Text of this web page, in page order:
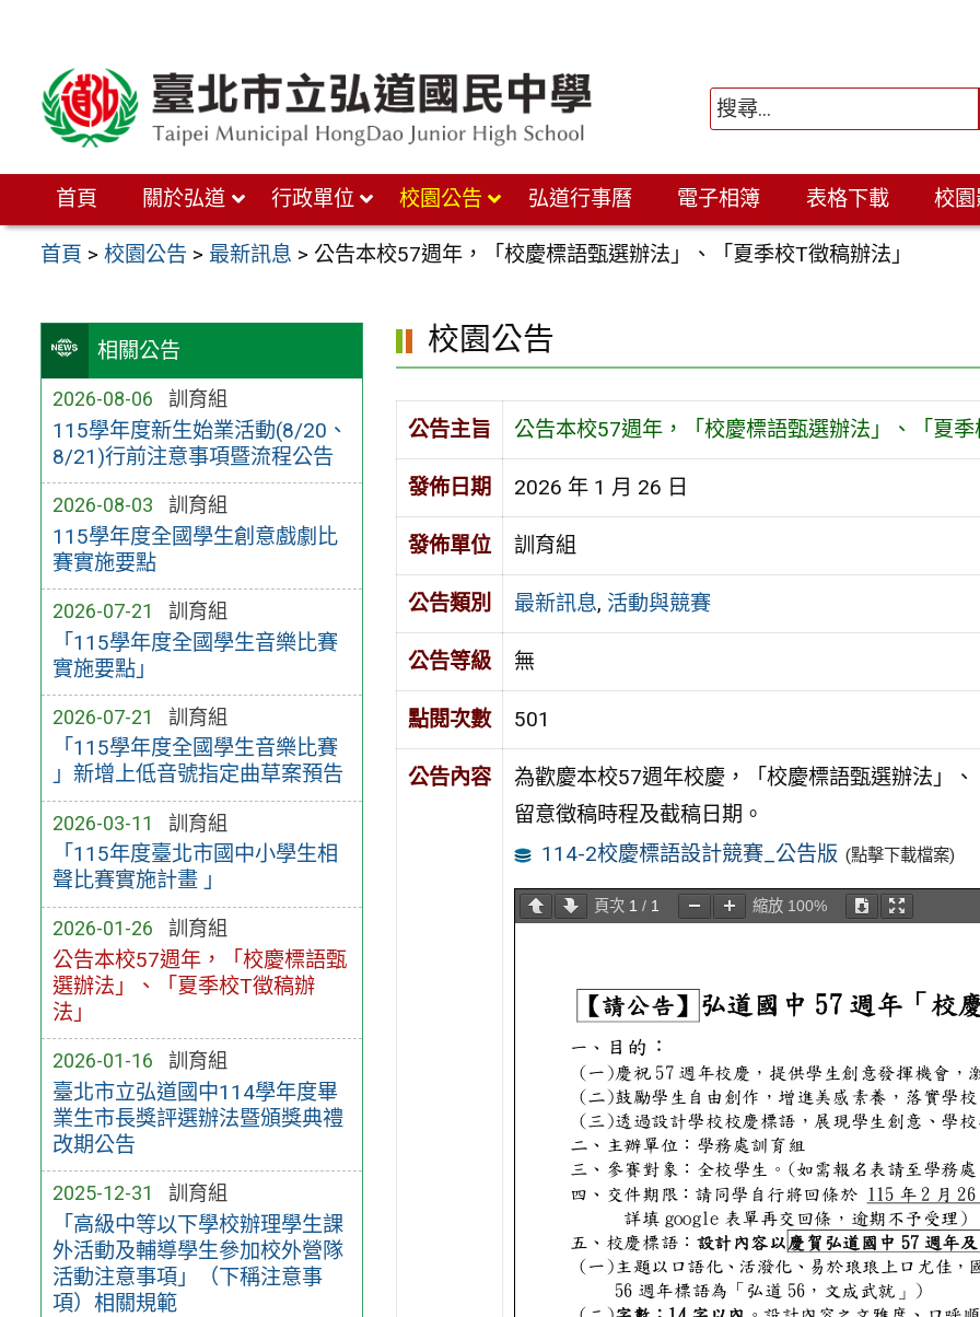
首頁 關於弘道 行政單位 校園公告 弘道行事曆 電子相簿 表格下載 校
首頁 >校園公告 > 最新訊息 > 公告本校57週年，「校慶標語甄選辦法」、「夏季校T徵稿辦法」
相關公告
2026-08-06 訓育組
115學年度新生始業活動(8/20、
8/21)行前注意事項暨流程公告
2026-08-03 訓育組
115學年度全國學生創意戲劇比
賽實施要點
2026-07-21 訓育組
「115學年度全國學生音樂比賽
實施要點」
2026-07-21 訓育組
「115學年度全國學生音樂比賽
」新增上低音號指定曲草案預告
2026-03-11 訓育組
「115年度臺北市國中小學生相
聲比賽實施計畫 」
2026-01-26 訓育組
公告本校57週年，「校慶標語甄
選辦法」、「夏季校T徵稿辦
法」
2026-01-16 訓育組
臺北市立弘道國中114學年度畢
業生市長獎評選辦法暨頒獎典禮
改期公告
2025-12-31 訓育組
「高級中等以下學校辦理學生課
外活動及輔導學生參加校外營隊
活動注意事項」（下稱注意事
項）相關規範
校園公告
公告主旨 公告本校57週年，「校慶標語甄選辦法」、「夏
發佈日期 2026 年 1 月 26 日
發佈單位 訓育組
公告類別 最新訊息, 活動與競賽
公告等級 無
點閱次數 501
公告內容
為歡慶本校57週年校慶，「校慶標語甄選辦法」
留意徵稿時程及截稿日期。
114-2校慶標語設計競賽_公告版 (點擊下載檔案)
頁次 1 / 1 縮放 100%